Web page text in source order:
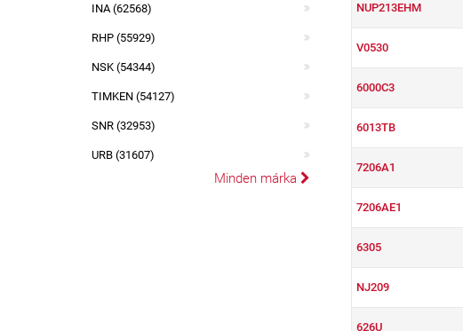
NUP213EHM
V0530
6000C3
6013TB
7206A1
7206AE1
6305
NJ209
626U
INA (62568)
RHP (55929)
NSK (54344)
TIMKEN (54127)
SNR (32953)
URB (31607)
Minden márka